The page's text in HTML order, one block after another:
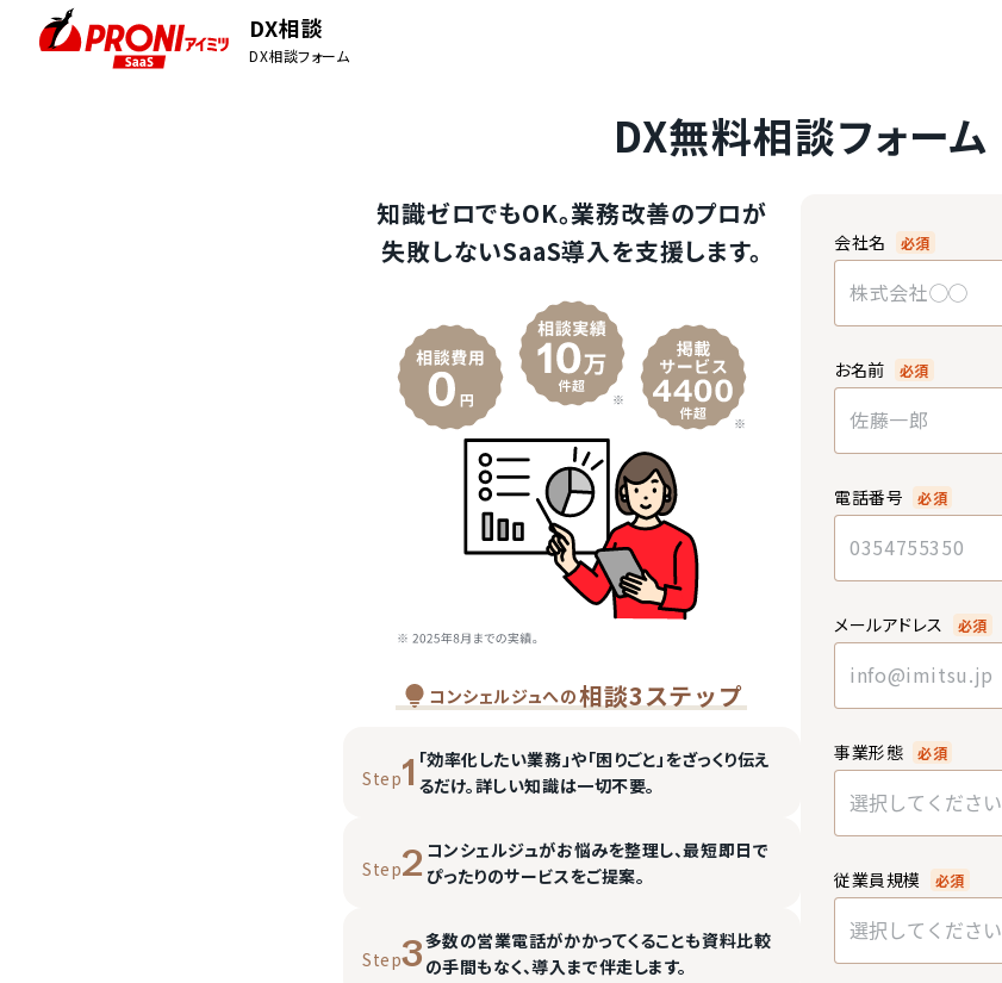
DX相談
DX相談フォーム
DX無料相談フォーム
知識ゼロでもOK。業務改善のプロが
失敗しないSaaS導入を支援します。
コンシェルジュへの相談3ステップ
Step1 「効率化したい業務」や「困りごと」をざっくり伝え
るだけ。詳しい知識は一切不要。
Step2 コンシェルジュがお悩みを整理し、最短即日で
ぴったりのサービスをご提案。
Step3多数の営業電話がかかってくることも資料比較
の手間もなく、導入まで伴走します。
会社名 必須
お名前 必須
電話番号 必須
メールアドレス 必須
事業形態 必須
選択してください
従業員規模 必須
選択してください